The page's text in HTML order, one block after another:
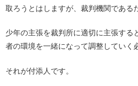
取ろうとはしますが、裁判機関である
少年の主張を裁判所に適切に主張する
者の環境を一緒になって調整していく
それが付添人です。